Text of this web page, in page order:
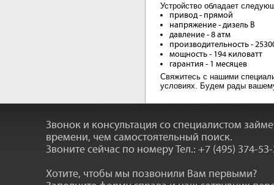
Устройство обладает
привод - прямой
напряжение - дизель В
давление - 8 атм
производительность -
мощность - 194 киловатт
гарантия - 1 месяцев
Свяжитесь с нашими
условиях. Будем рады
Звонок и консультация со специалистом
времени, чем самостоятельный поиск.
Звоните сейчас по номеру Тел.: +7 (495) 374-
Хотите, чтобы мы позвонили Вам первыми?